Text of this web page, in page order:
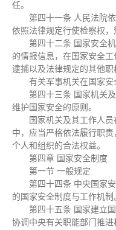
任。
第四十一条 人民法院
依照法律规定行使检察权，
第四十二条 国家安全
的情报信息，在国家安全
逮捕以及法律规定的其他职
有关军事机关在国家安
第四十三条 国家机关
维护国家安全的原则。
国家机关及其工作人
中，应当严格依法履行职
个人和组织的合法权益。
第四章 国家安全制度
第一节 一般规定
第四十四条 中央国家
的国家安全制度与工作机制
第四十五条 国家建立
协调中央有关职能部门推进